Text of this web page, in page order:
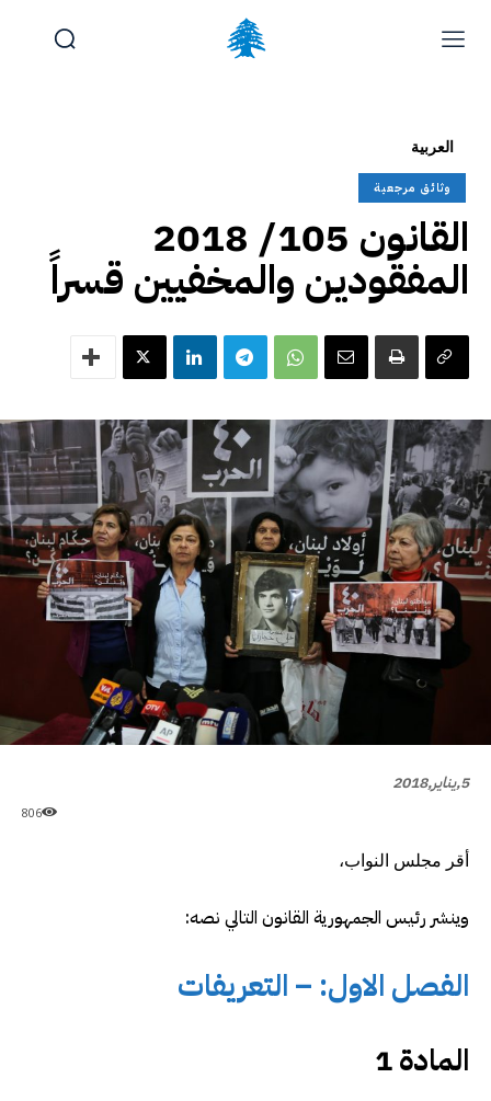
العربية
وثائق مرجعية
القانون 105/ 2018
المفقودين والمخفيين قسراً
5,يناير,2018
806
أقر مجلس النواب،
وينشر رئيس الجمهورية القانون التالي نصه:
الفصل الاول: – التعريفات
المادة 1